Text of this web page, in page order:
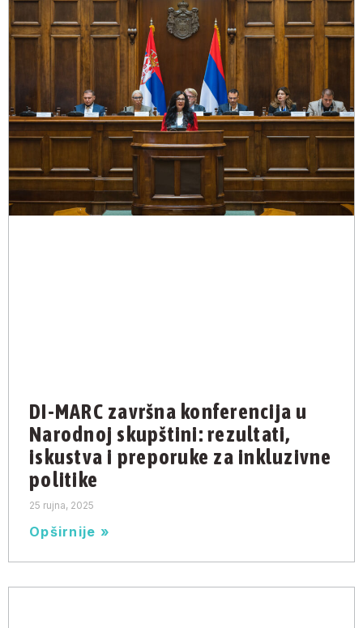
DI-MARC završna konferencija u
Narodnoj skupštini: rezultati,
iskustva i preporuke za inkluzivne
politike
25 rujna, 2025
Opširnije »